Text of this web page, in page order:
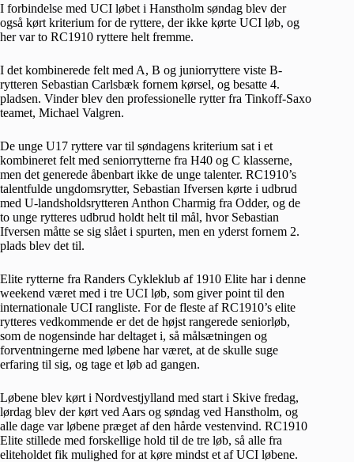
I forbindelse med UCI løbet i Hanstholm søndag blev der
også kørt kriterium for de ryttere, der ikke kørte UCI løb, og
her var to RC1910 ryttere helt fremme.
I det kombinerede felt med A, B og juniorryttere viste B-
rytteren Sebastian Carlsbæk fornem kørsel, og besatte 4.
pladsen. Vinder blev den professionelle rytter fra Tinkoff-Saxo
teamet, Michael Valgren.
De unge U17 ryttere var til søndagens kriterium sat i et
kombineret felt med seniorrytterne fra H40 og C klasserne,
men det generede åbenbart ikke de unge talenter. RC1910’s
talentfulde ungdomsrytter, Sebastian Ifversen kørte i udbrud
med U-landsholdsrytteren Anthon Charmig fra Odder, og de
to unge rytteres udbrud holdt helt til mål, hvor Sebastian
Ifversen måtte se sig slået i spurten, men en yderst fornem 2.
plads blev det til.
Elite rytterne fra Randers Cykleklub af 1910 Elite har i denne
weekend været med i tre UCI løb, som giver point til den
internationale UCI rangliste. For de fleste af RC1910’s elite
rytteres vedkommende er det de højst rangerede seniorløb,
som de nogensinde har deltaget i, så målsætningen og
forventningerne med løbene har været, at de skulle suge
erfaring til sig, og tage et løb ad gangen.
Løbene blev kørt i Nordvestjylland med start i Skive fredag,
lørdag blev der kørt ved Aars og søndag ved Hanstholm, og
alle dage var løbene præget af den hårde vestenvind. RC1910
Elite stillede med forskellige hold til de tre løb, så alle fra
eliteholdet fik mulighed for at køre mindst et af UCI løbene.